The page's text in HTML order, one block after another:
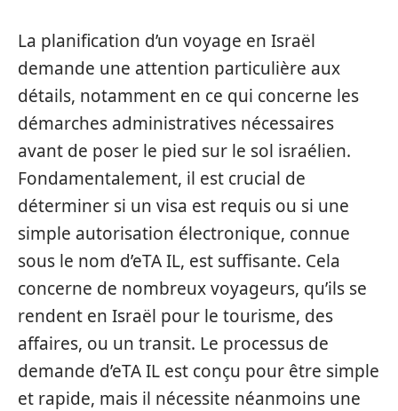
La planification d’un voyage en Israël
demande une attention particulière aux
détails, notamment en ce qui concerne les
démarches administratives nécessaires
avant de poser le pied sur le sol israélien.
Fondamentalement, il est crucial de
déterminer si un visa est requis ou si une
simple autorisation électronique, connue
sous le nom d’eTA IL, est suffisante. Cela
concerne de nombreux voyageurs, qu’ils se
rendent en Israël pour le tourisme, des
affaires, ou un transit. Le processus de
demande d’eTA IL est conçu pour être simple
et rapide, mais il nécessite néanmoins une